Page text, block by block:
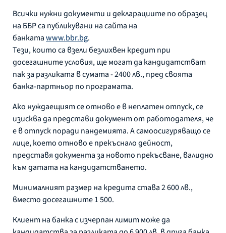
Всички нужни документи и декларациите по образец
на ББР са публикувани на сайта на
банкатаwww.bbr.bg.
Тези, които са взели безлихвен кредит при
досегашните условия, ще могат да кандидатстват
пак за разликата в сумата - 2400 лв., пред своята
банка-партньор по програмата.
Ако нуждаещият се отново е в неплатен отпуск, се
изисква да представи документ от работодателя, че
е в отпуск поради пандемията. А самоосигуряващо се
лице, което отново е прекъснало дейност,
представя документа за новото прекъсване, валидно
към датата на кандидатстването.
Минималният размер на кредита става 2 600 лв.,
вместо досегашните 1 500.
Клиент на банка с изчерпан лимит може да